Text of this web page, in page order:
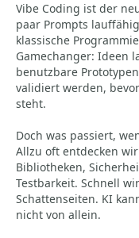
Vibe Coding ist der
paar Prompts
klassische
Gamechanger: Ideen
benutzbare
validiert werden,
steht.
Doch was passiert,
Allzu oft entdecken
Bibliotheken,
Testbarkeit. Schnell
Schattenseiten. KI
nicht von allein.